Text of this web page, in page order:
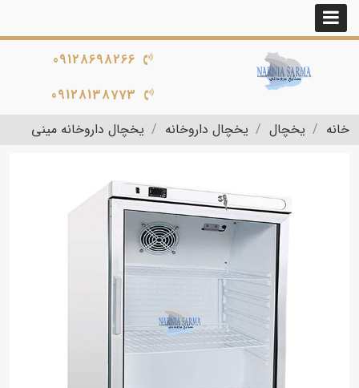
09128698266
09128138773
خانه
یخچال یخچال داروخانه یخچال داروخانه مینی